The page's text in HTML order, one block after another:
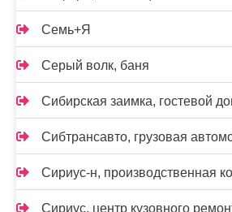
Семь+Я
Серый волк, баня
Сибирская заимка, гостевой
Сибтрансавто, грузовая
Сириус-н, производственная
Сириус, центр кузовного